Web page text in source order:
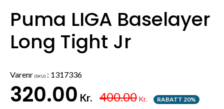
Puma LIGA Baselayer
Long Tight Jr
Varenr (SKU) : 1317336
320.00 Kr. 400.00 Kr. RABATT 20%